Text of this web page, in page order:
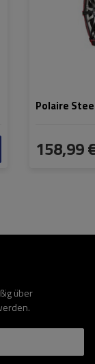
Polaire
158,99
über